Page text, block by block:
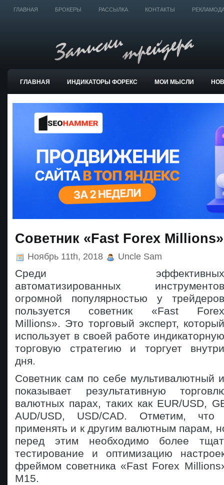
ГЛАВНАЯ БРОКЕРЫ РАССЫЛКА КОНТАКТЫ
ГЛАВНАЯ ИНДИКАТОРЫ ФОРЕКС МОИ МЫСЛИ
ТОРГОВЫЕ СИСТЕМЫ
Советник «Fast Forex Millions»
Ноябрь 11th, 2018 Uncle Sam
Среди эффективных
автоматизированных инструментов
огромной популярностью у трейдеров
пользуется советник «Fast Forex
Millions». Это торговый эксперт, который
использует в своей работе индикаторную
торговую стратегию и торгует внутри
дня.
Советник сам по себе мультивалютный и
показывает результативную
валютных парах, таких как EUR/USD,
AUD/USD, USD/CAD. Отметим, что
применять и к другим валютным парам,
перед этим необходимо более
тестирование и оптимизацию
фреймом советника «Fast Forex
M15.